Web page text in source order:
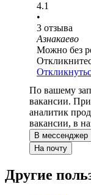
4.1
•
3 отзыва
Азнакаево
Можно без
По вашему
вакансии.
аналитик
вакансии, в
В мессенджер
На почту
Другие